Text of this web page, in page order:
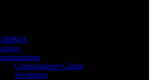
Computadores Gamer
Servidores